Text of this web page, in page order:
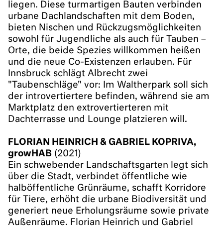
liegen. Diese turmartigen Bauten verbinden
urbane Dachlandschaften mit dem Boden,
bieten Nischen und Rückzugsmöglichkeiten
sowohl für Jugendliche als auch für Tauben –
Orte, die beide Spezies willkommen heißen
und die neue Co-Existenzen erlauben. Für
Innsbruck schlägt Albrecht zwei
"Taubenschläge" vor: Im Waltherpark soll sich
der introvertiertere befinden, während sie am
Marktplatz den extrovertierteren mit
Dachterrasse und Lounge platzieren will.
FLORIAN HEINRICH & GABRIEL KOPRIVA,
growHAB(2021)
Ein schwebender Landschaftsgarten legt sich
über die Stadt, verbindet öffentliche wie
halböffentliche Grünräume, schafft Korridore
für Tiere, erhöht die urbane Biodiversität und
generiert neue Erholungsräume sowie private
Außenräume. Florian Heinrich und Gabriel